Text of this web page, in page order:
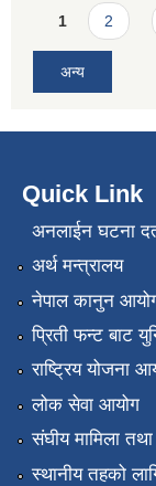
Pages
1 2
अन्य
Quick Link
अनलाईन घटना
अर्थ मन्त्रालय
नेपाल कानुन
प्रिती फन्ट बाट
राष्ट्रिय योजना
लोक सेवा आयोग
संघीय मामिला
स्थानीय तहको